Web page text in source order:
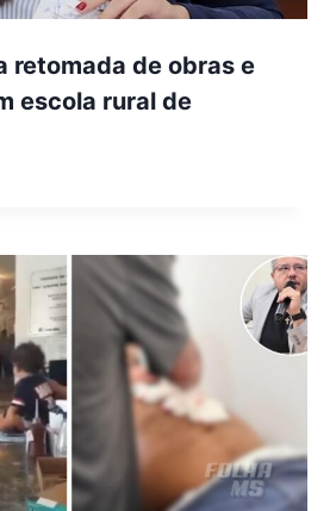
retomada de obras e
escola rural de